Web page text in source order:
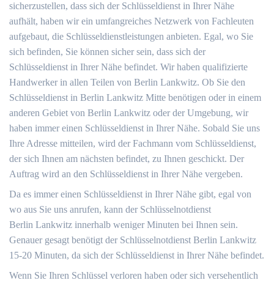
sicherzustellen, dass sich der Schlüsseldienst in Ihrer Nähe
aufhält, haben wir ein umfangreiches Netzwerk von Fachleuten
aufgebaut, die Schlüsseldienstleistungen anbieten. Egal, wo Sie
sich befinden, Sie können sicher sein, dass sich der
Schlüsseldienst in Ihrer Nähe befindet. Wir haben qualifizierte
Handwerker in allen Teilen von Berlin Lankwitz. Ob Sie den
Schlüsseldienst in Berlin Lankwitz Mitte benötigen oder in einem
anderen Gebiet von Berlin Lankwitz oder der Umgebung, wir
haben immer einen Schlüsseldienst in Ihrer Nähe. Sobald Sie uns
Ihre Adresse mitteilen, wird der Fachmann vom Schlüsseldienst,
der sich Ihnen am nächsten befindet, zu Ihnen geschickt. Der
Auftrag wird an den Schlüsseldienst in Ihrer Nähe vergeben.
Da es immer einen Schlüsseldienst in Ihrer Nähe gibt, egal von
wo aus Sie uns anrufen, kann der Schlüsselnotdienst
Berlin Lankwitz innerhalb weniger Minuten bei Ihnen sein.
Genauer gesagt benötigt der Schlüsselnotdienst Berlin Lankwitz
15-20 Minuten, da sich der Schlüsseldienst in Ihrer Nähe befindet.
Wenn Sie Ihren Schlüssel verloren haben oder sich versehentlich